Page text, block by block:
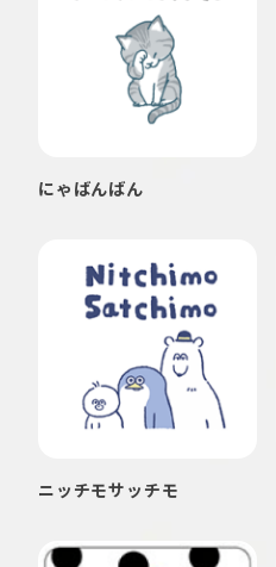
にゃばんばん
ニッチモサッチモ